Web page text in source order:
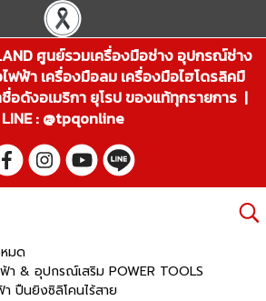
ศูนย์รวมเครื่องมือช่าง อุปกรณ์ช่าง
ฟฟ้า เครื่องมือลม เครื่องมือไฮโดรลิคมื
อดังอเมริกา ยุโรป ของแท้ทุกรายการ |
LINE : @tpqonline
มด
า & อุปกรณ์เสริม POWER TOOLS
ปืนยิงซิลิโคนไร้สาย